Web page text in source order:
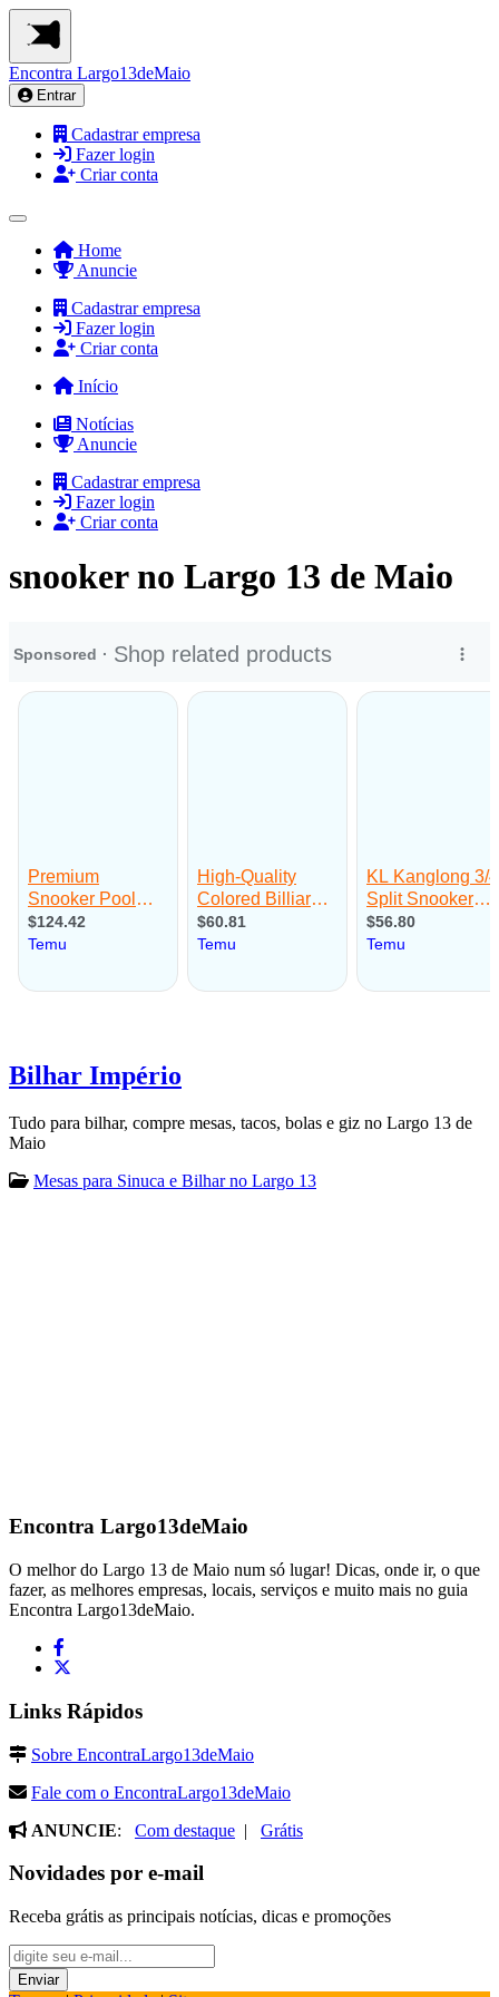
Encontra Largo13deMaio
Entrar
Cadastrar empresa
Fazer login
Criar conta
Home
Anuncie
Cadastrar empresa
Fazer login
Criar conta
Início
Notícias
Anuncie
Cadastrar empresa
Fazer login
Criar conta
snooker no Largo 13 de Maio
Bilhar Império
Tudo para bilhar, compre mesas, tacos, bolas e giz no Largo 13 de
Maio
Mesas para Sinuca e Bilhar no Largo 13
Encontra Largo13deMaio
O melhor do Largo 13 de Maio num só lugar! Dicas, onde ir, o que
fazer, as melhores empresas, locais, serviços e muito mais no guia
Encontra Largo13deMaio.
Links Rápidos
Sobre EncontraLargo13deMaio
Fale com o EncontraLargo13deMaio
ANUNCIE: Com destaque | Grátis
Novidades por e-mail
Receba grátis as principais notícias, dicas e promoções